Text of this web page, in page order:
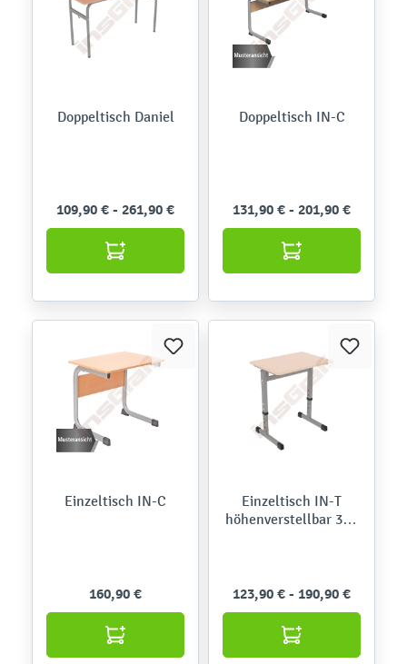
Doppeltisch Daniel
109,90 € - 261,90 €
Doppeltisch IN-C
131,90 € - 201,90 €
Einzeltisch IN-C
160,90 €
Einzeltisch IN-T
höhenverstellbar 3-7,
123,90 € - 190,90 €